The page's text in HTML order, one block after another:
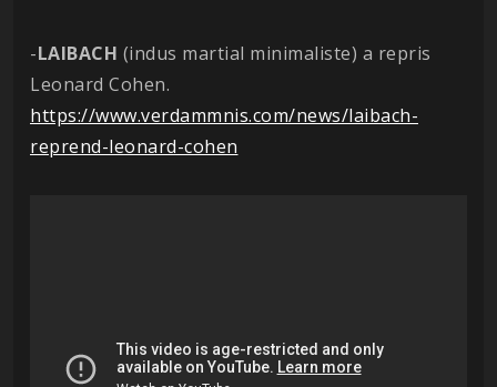
-LAIBACH (indus martial minimaliste) a repris
Leonard Cohen.
https://www.verdammnis.com/news/laibach-
reprend-leonard-cohen